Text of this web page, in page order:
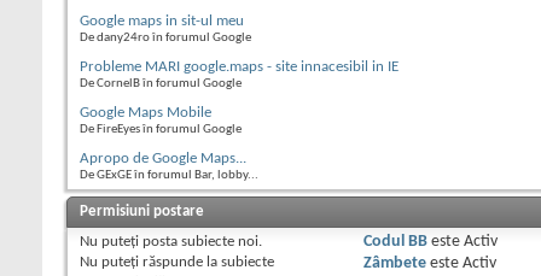
Google maps in sit-ul meu
De dany24ro în forumul Google
Probleme MARI google.maps - site innacesibil in IE
De CornelB în forumul Google
Google Maps Mobile
De FireEyes în forumul Google
Apropo de Google Maps...
De GExGE în forumul Bar, lobby...
Permisiuni postare
Nu puteţi posta subiecte noi.
Nu puteţi răspunde la subiecte
Codul BBeste Activ
Zâmbeteeste Activ